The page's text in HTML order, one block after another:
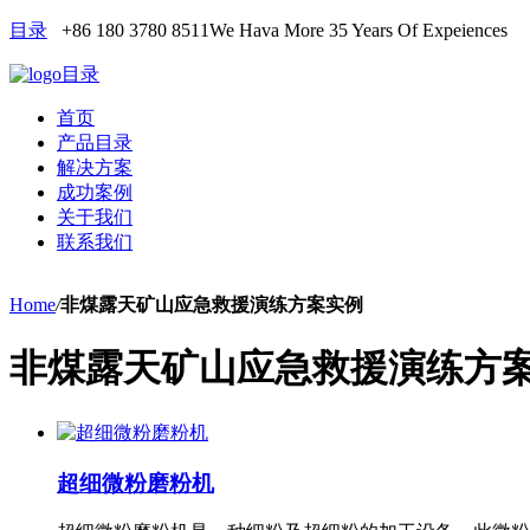
目录 +86 180 3780 8511We Hava More 35 Years Of Expeiences
目录
首页
产品目录
解决方案
成功案例
关于我们
联系我们
Home/非煤露天矿山应急救援演练方案实例
非煤露天矿山应急救援演练方
超细微粉磨粉机